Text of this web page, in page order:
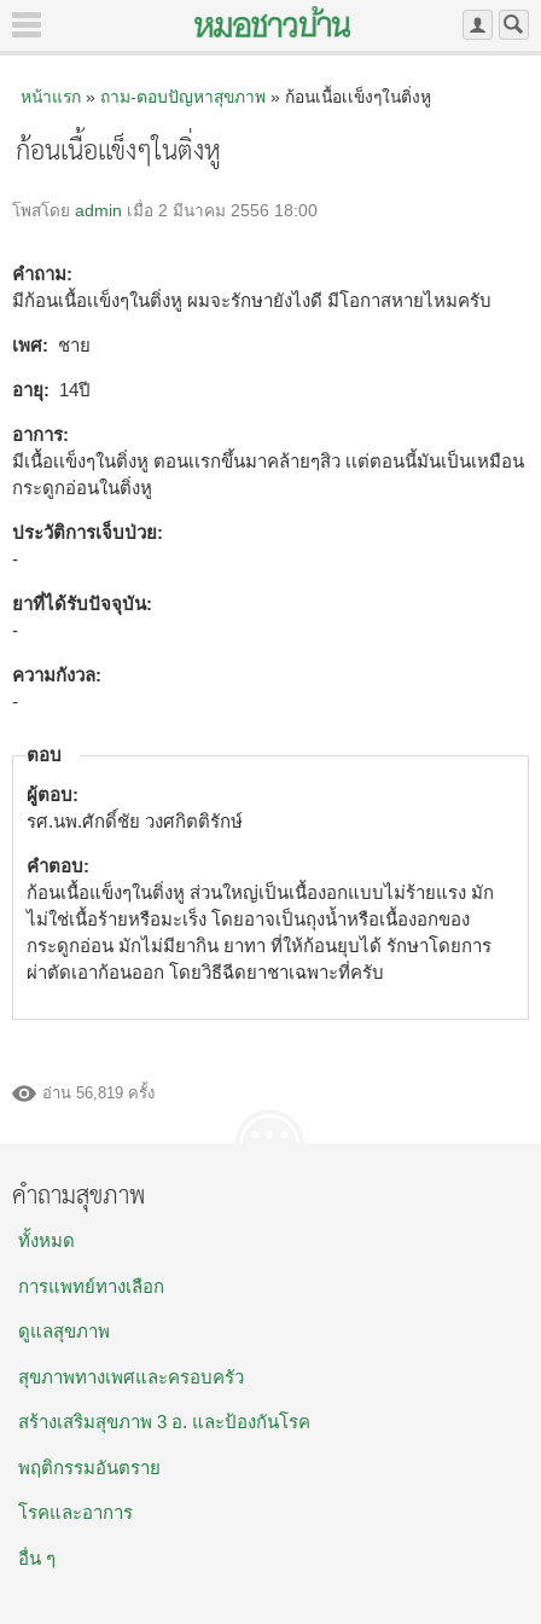
หน้าแรก» ถาม-ตอบปัญหาสุขภาพ» ก้อนเนื้อเเข็งๆในติ่งหู
ก้อนเนื้อเเข็งๆในติ่งหู
โพสโดย admin เมื่อ 2 มีนาคม 2556 18:00
คำถาม:
มีก้อนเนื้อเเข็งๆในติ่งหู ผมจะรักษายังไงดี มีโอกาสหายไหมครับ
เพศ: ชาย
อายุ: 14ปี
อาการ:
มีเนื้อเเข็งๆในติ่งหู ตอนเเรกขึ้นมาคล้ายๆสิว เเต่ตอนนี้มันเป็นเหมือน
กระดูกอ่อนในติ่งหู
ประวัติการเจ็บป่วย:
-
ยาที่ได้รับปัจจุบัน:
-
ความกังวล:
-
ตอบ
ผู้ตอบ:
รศ.นพ.ศักดิ์ชัย วงศกิตติรักษ์
คำตอบ:
ก้อนเนื้อแข็งๆในติ่งหู ส่วนใหญ่เป็นเนื้องอกแบบไม่ร้ายแรง มัก
ไม่ใช่เนื้อร้ายหรือมะเร็ง โดยอาจเป็นถุงน้ำหรือเนื้องอกของ
กระดูกอ่อน มักไม่มียากิน ยาทา ที่ให้ก้อนยุบได้ รักษาโดยการ
ผ่าตัดเอาก้อนออก โดยวิธีฉีดยาชาเฉพาะที่ครับ
อ่าน 56,819 ครั้ง
คำถามสุขภาพ
ทั้งหมด
การแพทย์ทางเลือก
ดูแลสุขภาพ
สุขภาพทางเพศและครอบครัว
สร้างเสริมสุขภาพ 3 อ. และป้องกันโรค
พฤติกรรมอันตราย
โรคและอาการ
อื่น ๆ